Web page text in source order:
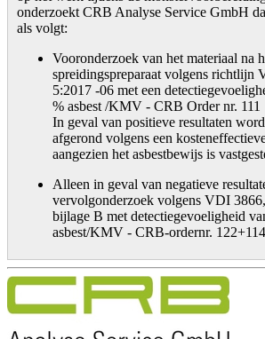
onderzoekt CRB Analyse Service GmbH
als volgt:
Vooronderzoek van het materiaal na
spreidingspreparaat volgens richtlijn
5:2017 -06 met een
% asbest /KMV - CRB Order nr. 111
In geval van positieve resultaten
afgerond volgens een
aangezien het asbestbewijs is
Alleen in geval van negatieve
vervolgonderzoek volgens VDI
bijlage B met detectiegevoeligheid
asbest/KMV - CRB-ordernr. 122+114